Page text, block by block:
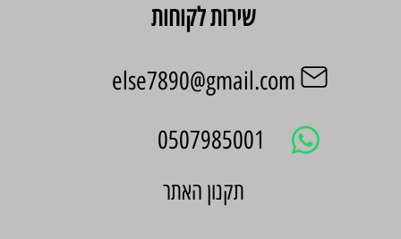
שירות לקוחות
else7890@gmail.com
0507985001